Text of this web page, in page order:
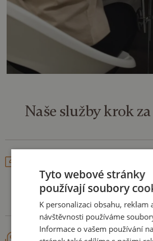
Naše službykrok
Základem skvělého výsledku je
svěřte všechna vaše očekávání,
a my za vás vymyslíme ideální řešení.
Zaměření a výběr
Tyto webové stránky
používají soubory
K personalizaci obsahu, reklam
návštěvnosti používáme
Informace o vašem používání